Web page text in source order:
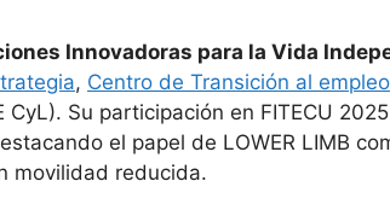
Innovadoras para la Vida
, Centro de Transición al empleo
CyL). Su participación en FITECU
el papel de LOWER LIMB
movilidad reducida.